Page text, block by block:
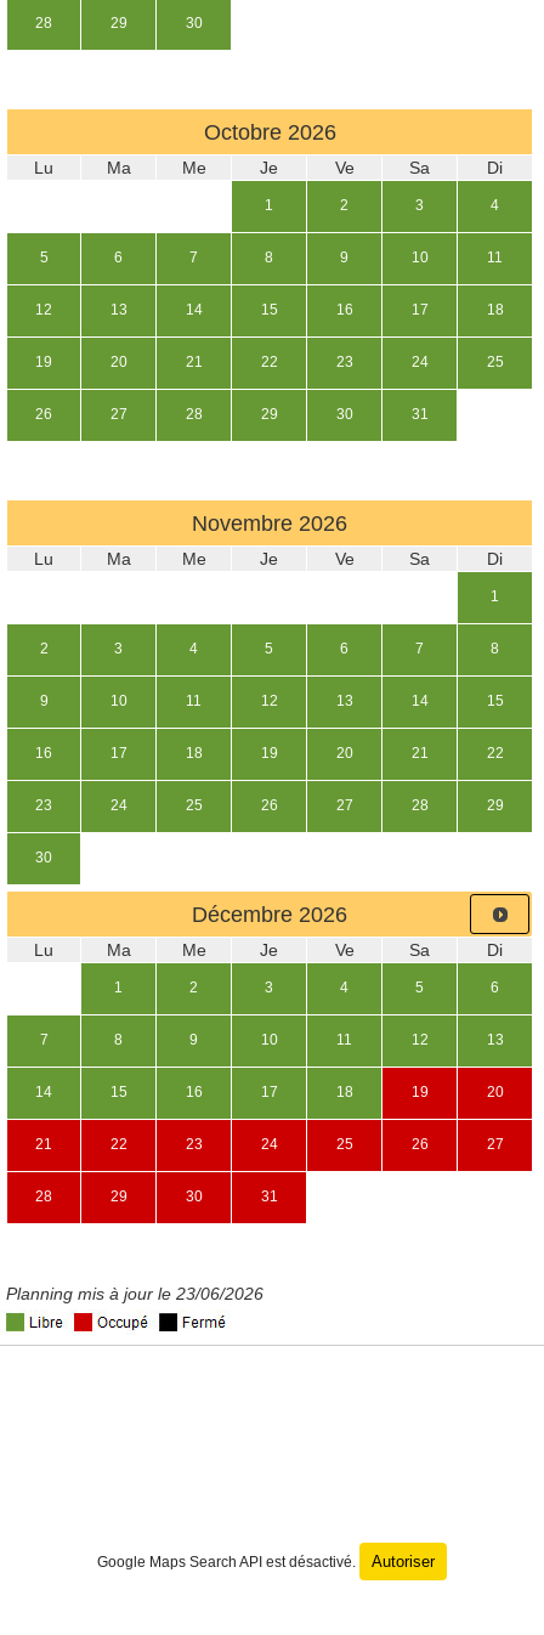
28 29 30
Octobre 2026
Lu Ma Me Je Ve Sa Di
1 2 3 4
5 6 7 8 9 10 11
12 13 14 15 16 17 18
19 20 21 22 23 24 25
26 27 28 29 30 31
Novembre 2026
Lu Ma Me Je Ve Sa Di
1
2 3 4 5 6 7 8
9 10 11 12 13 14 15
16 17 18 19 20 21 22
23 24 25 26 27 28 29
30
Décembre 2026
Lu Ma Me Je Ve Sa Di
1 2 3 4 5 6
7 8 9 10 11 12 13
14 15 16 17 18 19 20
21 22 23 24 25 26 27
28 29 30 31
Planning mis à jour le 23/06/2026
Google Maps Search API est désactivé. Autoriser